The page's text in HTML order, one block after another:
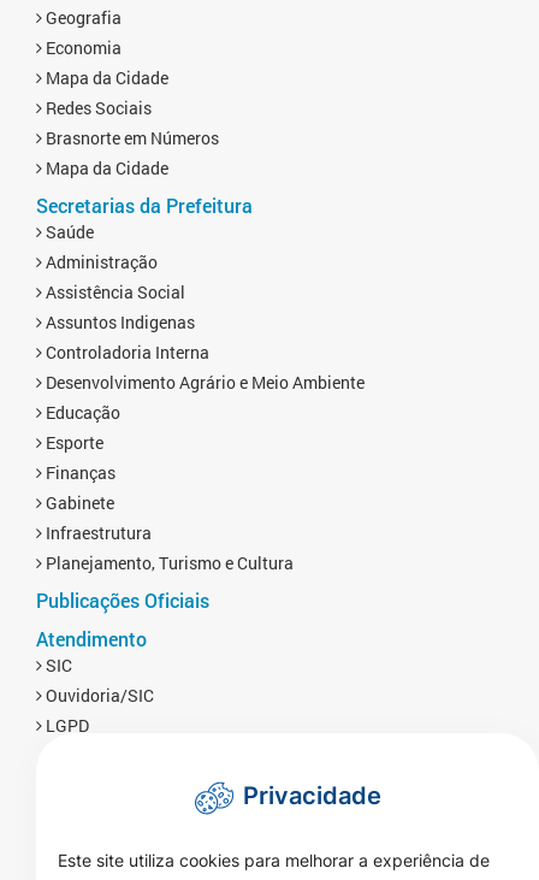
Geografia
Economia
Mapa da Cidade
Redes Sociais
Brasnorte em Números
Mapa da Cidade
Secretarias da Prefeitura
Saúde
Administração
Assistência Social
Assuntos Indigenas
Controladoria Interna
Desenvolvimento Agrário e Meio Ambiente
Educação
Esporte
Finanças
Gabinete
Infraestrutura
Planejamento, Turismo e Cultura
Publicações Oficiais
Atendimento
SIC
Ouvidoria/SIC
LGPD
Privacidade
Este site utiliza cookies para melhorar a experiência de